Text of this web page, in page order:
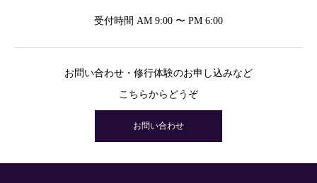
受付時間 AM 9:00 〜 PM 6:00
お問い合わせ・修行体験のお申し込みなど
こちらからどうぞ
お問い合わせ